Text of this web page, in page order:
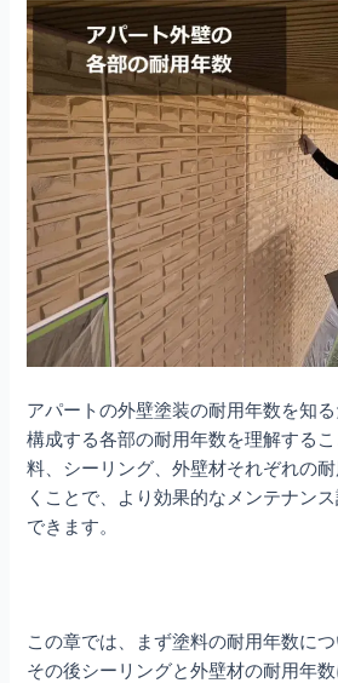
アパートの外壁塗装の耐用年数を知
構成する各部の耐用年数を理解する
料、シーリング、外壁材それぞれの
くことで、より効果的なメンテナン
できます。
この章では、まず塗料の耐用年数につ
その後シーリングと外壁材の耐用年